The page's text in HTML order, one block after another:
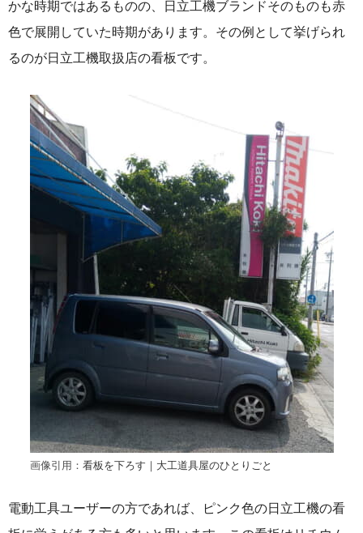
かな時期ではあるものの、日立工機ブランドそのものも赤
色で展開していた時期があります。その例として挙げられ
るのが日立工機取扱店の看板です。
画像引用： 看板を下ろす｜大工道具屋のひとりごと
電動工具ユーザーの方であれば、ピンク色の日立工機の看